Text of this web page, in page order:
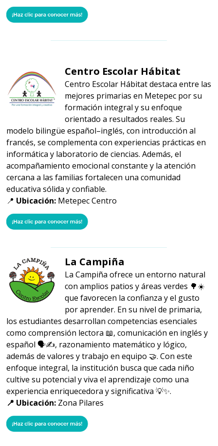
Centro Escolar Hábitat
Centro Escolar Hábitat destaca entre las
mejores primarias en Metepec por su
formación integral y su enfoque
orientado a resultados reales. Su
modelo bilingüe español–inglés, con introducción al
francés, se complementa con experiencias prácticas en
informática y laboratorio de ciencias. Además, el
acompañamiento emocional constante y la atención
cercana a las familias fortalecen una comunidad
educativa sólida y confiable.
📍 Ubicación: Metepec Centro
La Campiña
La Campiña ofrece un entorno natural
con amplios patios y áreas verdes 🌳☀️
que favorecen la confianza y el gusto
por aprender. En su nivel de primaria,
los estudiantes desarrollan competencias esenciales
como comprensión lectora 📖, comunicación en inglés y
español 🗣️✍️, razonamiento matemático y lógico,
además de valores y trabajo en equipo 🤝. Con este
enfoque integral, la institución busca que cada niño
cultive su potencial y viva el aprendizaje como una
experiencia enriquecedora y significativa 💡✨.
📍 Ubicación: Zona Pilares